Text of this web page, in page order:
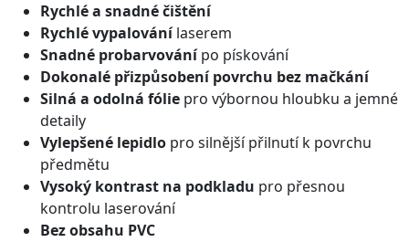
Rychlé a snadné čištění
Rychlé vypalovánílaserem
Snadné probarvovánípo pískování
Dokonalé přizpůsobení povrchu bez mačkání
Silná a odolná fólie pro výbornou hloubku a jemné
detaily
Vylepšené lepidlo pro silnější přilnutí k povrchu
předmětu
Vysoký kontrast na podkladu pro přesnou
kontrolu laserování
Bez obsahu PVC